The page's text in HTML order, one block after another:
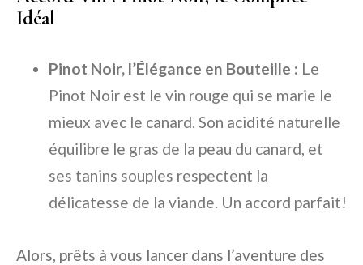
Idéal
Pinot Noir, l’Élégance en Bouteille : Le
Pinot Noir est le vin rouge qui se marie le
mieux avec le canard. Son acidité naturelle
équilibre le gras de la peau du canard, et
ses tanins souples respectent la
délicatesse de la viande. Un accord parfait!
Alors, prêts à vous lancer dans l’aventure des